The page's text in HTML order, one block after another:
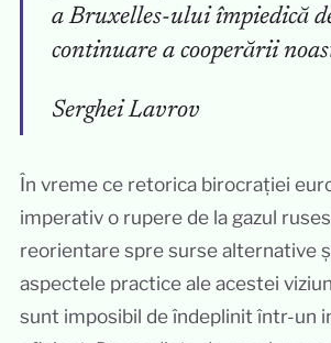
a Bruxelles-ului împiedică
continuare a cooperării
Serghei Lavrov
În vreme ce retorica birocrației
imperativ o rupere de la gazul
reorientare spre surse alternative
aspectele practice ale acestei
sunt imposibil de îndeplinit într-un